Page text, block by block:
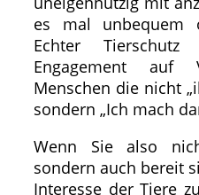
es mal unbequem
Echter
Engagement auf
Menschen die nicht
sondern „Ich mach
Wenn Sie also
sondern auch bereit
Interesse der Tiere